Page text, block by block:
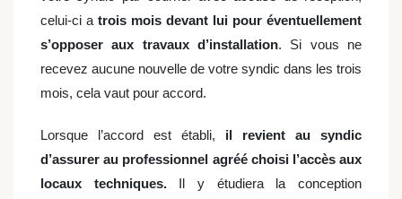
celui-ci a trois mois devant lui pour éventuellement
s’opposer aux travaux d’installation. Si vous ne
recevez aucune nouvelle de votre syndic dans les trois
mois, cela vaut pour accord.
Lorsque l’accord est établi, il revient au syndic
d’assurer au professionnel agréé choisi l’accès aux
locaux techniques.Il y étudiera la conception